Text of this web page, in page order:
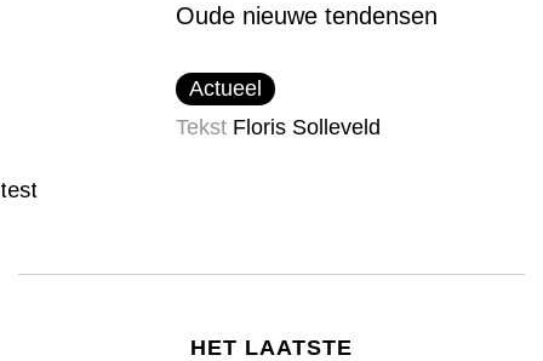
Oude nieuwe tendensen
Actueel
Tekst Floris Solleveld
test
HET LAATSTE